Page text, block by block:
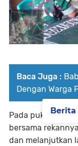
Baca Juga :
Dengan Warga
Pada pukul 11 :
bersama
dan melanjutkan